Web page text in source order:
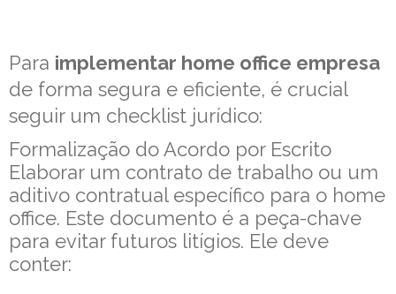
Para implementar home office empresa
de forma segura e eficiente, é crucial
seguir um checklist jurídico:
Formalização do Acordo por Escrito
Elaborar um contrato de trabalho ou um
aditivo contratual específico para o home
office. Este documento é a peça-chave
para evitar futuros litígios. Ele deve
conter: